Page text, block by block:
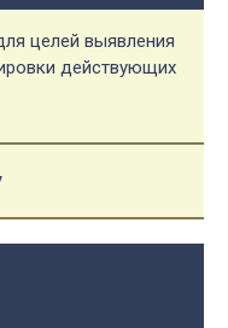
целей выявления
действующих